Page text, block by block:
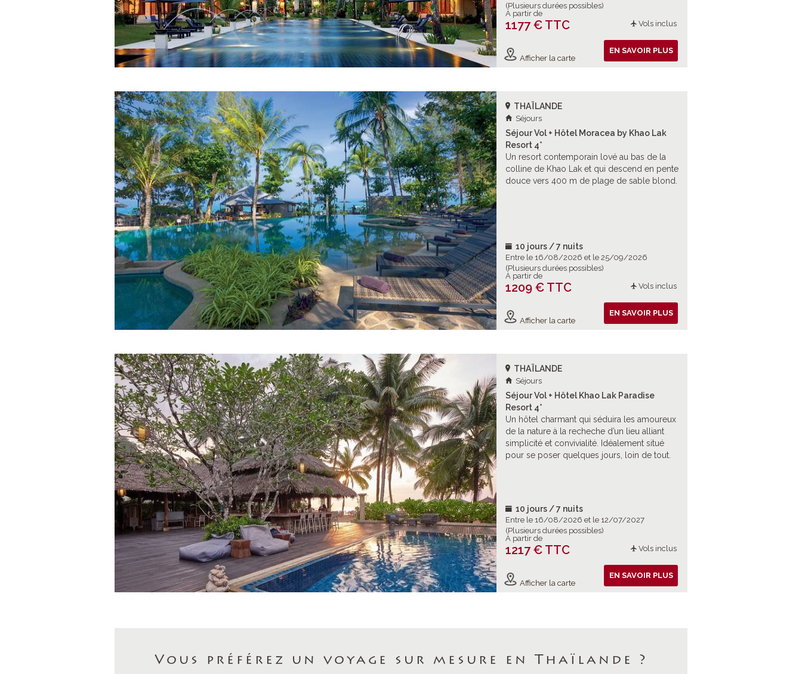
(Plusieurs durées possibles)
À partir de
1177 € TTC Vols inclus
Afficher la carte
EN SAVOIR PLUS
THAÏLANDE
Séjours
Séjour Vol + Hôtel Moracea by Khao Lak
Resort 4*
Un resort contemporain lové au bas de la
colline de Khao Lak et qui descend en pente
douce vers 400 m de plage de sable blond.
10 jours / 7 nuits
Entre le 16/08/2026 et le 25/09/2026
(Plusieurs durées possibles)
À partir de
1209 € TTC Vols inclus
Afficher la carte
EN SAVOIR PLUS
THAÏLANDE
Séjours
Séjour Vol + Hôtel Khao Lak Paradise
Resort 4*
Un hôtel charmant qui séduira les amoureux
de la nature à la recheche d’un lieu alliant
simplicité et convivialité. Idéalement situé
pour se poser quelques jours, loin de tout.
10 jours / 7 nuits
Entre le 16/08/2026 et le 12/07/2027
(Plusieurs durées possibles)
À partir de
1217 € TTC Vols inclus
Afficher la carte
EN SAVOIR PLUS
Vous préférez un voyage sur mesure en Thaïlande ?